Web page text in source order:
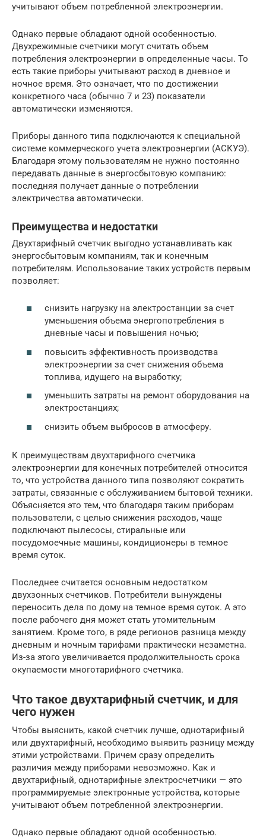
учитывают объем потребленной электроэнергии.
Однако первые обладают одной особенностью.
Двухрежимные счетчики могут считать объем
потребления электроэнергии в определенные часы. То
есть такие приборы учитывают расход в дневное и
ночное время. Это означает, что по достижении
конкретного часа (обычно 7 и 23) показатели
автоматически изменяются.
Приборы данного типа подключаются к специальной
системе коммерческого учета электроэнергии (АСКУЭ).
Благодаря этому пользователям не нужно постоянно
передавать данные в энергосбытовую компанию:
последняя получает данные о потреблении
электричества автоматически.
Преимущества и недостатки
Двухтарифный счетчик выгодно устанавливать как
энергосбытовым компаниям, так и конечным
потребителям. Использование таких устройств первым
позволяет:
снизить нагрузку на электростанции за счет
уменьшения объема энергопотребления в
дневные часы и повышения ночью;
повысить эффективность производства
электроэнергии за счет снижения объема
топлива, идущего на выработку;
уменьшить затраты на ремонт оборудования на
электростанциях;
снизить объем выбросов в атмосферу.
К преимуществам двухтарифного счетчика
электроэнергии для конечных потребителей относится
то, что устройства данного типа позволяют сократить
затраты, связанные с обслуживанием бытовой техники.
Объясняется это тем, что благодаря таким приборам
пользователи, с целью снижения расходов, чаще
подключают пылесосы, стиральные или
посудомоечные машины, кондиционеры в темное
время суток.
Последнее считается основным недостатком
двухзонных счетчиков. Потребители вынуждены
переносить дела по дому на темное время суток. А это
после рабочего дня может стать утомительным
занятием. Кроме того, в ряде регионов разница между
дневным и ночным тарифами практически незаметна.
Из-за этого увеличивается продолжительность срока
окупаемости многотарифного счетчика.
Что такое двухтарифный счетчик, и для
чего нужен
Чтобы выяснить, какой счетчик лучше, однотарифный
или двухтарифный, необходимо выявить разницу между
этими устройствами. Причем сразу определить
различия между приборами невозможно. Как и
двухтарифный, однотарифные электросчетчики — это
программируемые электронные устройства, которые
учитывают объем потребленной электроэнергии.
Однако первые обладают одной особенностью.